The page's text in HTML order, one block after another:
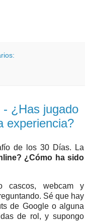
¿Has jugado
experiencia?
de los 30 Días. La
¿Cómo ha sido
cascos, webcam y
Sé que hay
de Google o alguna
de rol, y supongo